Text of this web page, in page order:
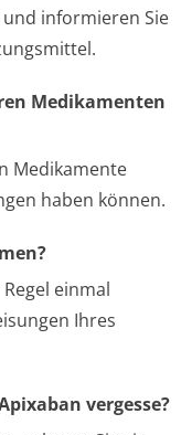
informieren Sie
Medikamenten
Medikamente
haben können.
einmal
Ihres
vergesse?